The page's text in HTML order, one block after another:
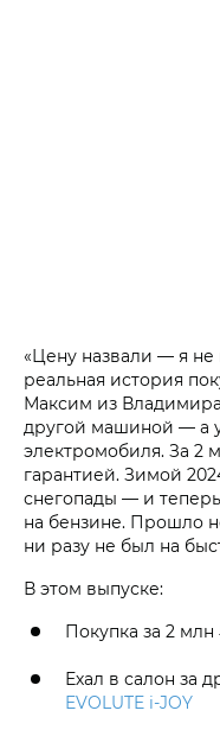
«Цену назвали — я
реальная история
Максим из
другой машиной — а
электромобиля. За 2
гарантией. Зимой
снегопады — и
на бензине. Прошло
ни разу не был на
В этом выпуске:
Покупка за 2
Ехал в салон за
EVOLUTE i‑JOY